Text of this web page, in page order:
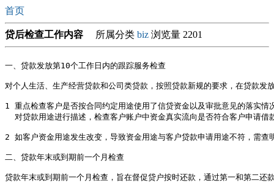
首页
贷后检查工作内容 所属分类 biz 浏览量 2201
一、贷款发放第10个工作日内的跟踪服务检查
对个人生活、生产经营贷款和公司类贷款，按照贷款新规的要求，在贷款发
1 重点检查客户是否按合同约定用途使用了信贷资金以及审批意见的落实情
对贷款用途进行描述，检查客户账户中资金真实流向是否符合客户申请借
2 如客户资金用途发生改变，导致资金用途与客户贷款申请用途不符，需查
二、贷款年末或到期前一个月检查
贷款年末或到期前一个月检查，旨在督促贷户按时还款，通过第一和第二还